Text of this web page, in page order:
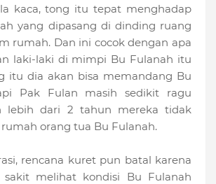
kaca, tong itu tepat menghadap
yang dipasang di dinding ruang
rumah. Dan ini cocok dengan apa
laki-laki di mimpi Bu Fulanah itu
itu dia akan bisa memandang Bu
Pak Fulan masih sedikit ragu
lebih dari 2 tahun mereka tidak
orang tua Bu Fulanah.
rencana kuret pun batal karena
melihat kondisi Bu Fulanah